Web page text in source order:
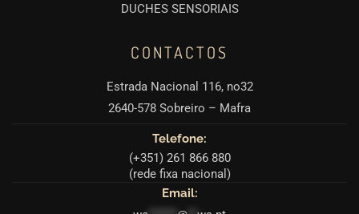
DUCHES SENSORIAIS
CONTACTOS
Estrada Nacional 116, no32
2640-578 Sobreiro – Mafra
Telefone:
(+351) 261 866 880
(rede fixa nacional)
Email: